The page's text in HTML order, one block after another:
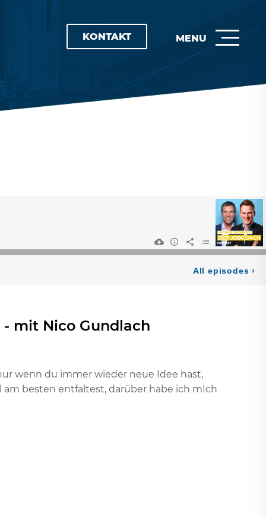
KONTAKT MENU
mit Nico Gundlach
wenn du immer wieder neue Idee hast,
besten entfaltest, darüber habe ich mIch